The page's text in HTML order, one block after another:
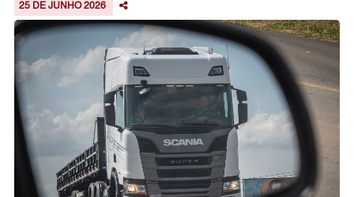
25 DE JUNHO 2026